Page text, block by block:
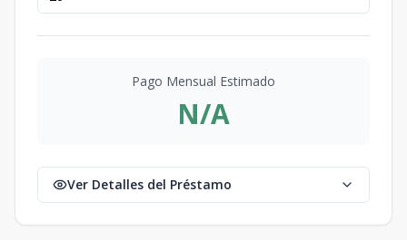
Pago Mensual Estimado
N/A
Ver Detalles del Préstamo